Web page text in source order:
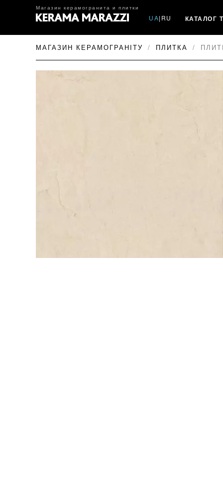
Магазин керамогранита и плитки
UA| RU КАТАЛОГ
МАГАЗИН КЕРАМОГРАНІТУ ПЛИТКА